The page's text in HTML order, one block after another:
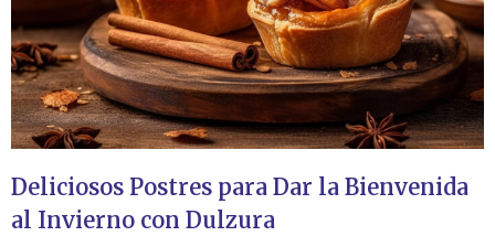
Deliciosos Postres para Dar la Bienvenida
al Invierno con Dulzura